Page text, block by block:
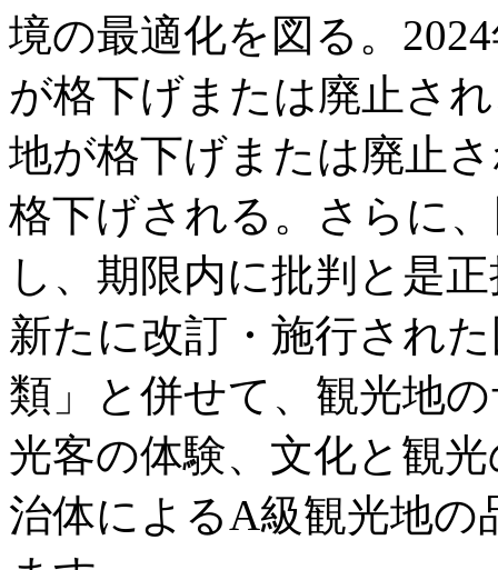
境の最適化を図る。
が格下げまたは廃止さ
地が格下げまたは廃止
格下げされる。さらに
し、期限内に批判と是
新たに改訂・施行され
類」と併せて、観光地
光客の体験、文化と観
治体によるA級観光地の